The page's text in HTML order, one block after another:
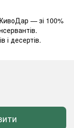
— зі 100%
і десертів.